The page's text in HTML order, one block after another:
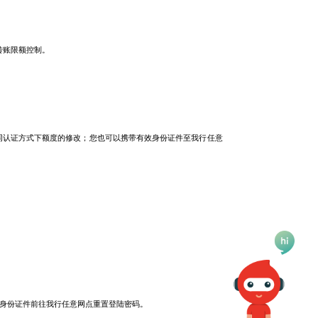
限额控制。
证方式下额度的修改；您也可以携带有效身份证件至我行任意
证件前往我行任意网点重置登陆密码。